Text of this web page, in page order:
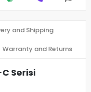
and Shipping
Warranty and Returns
C Serisi